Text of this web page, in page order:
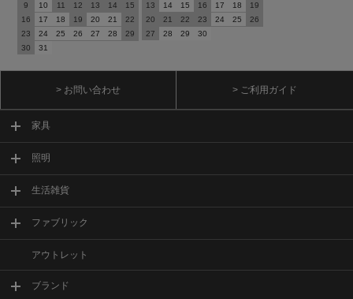
9
10 11 12 13 14
15
16
17 18 19 20 21
22
23
24 25 26 27 28
29
30
31
13
14 15 16 17 18
19
20
21 22 23 24 25
26
27
28 29 30
> お問い合わせ > ご利用ガイド
家具
照明
生活雑貨
ファブリック
アウトレット
ブランド